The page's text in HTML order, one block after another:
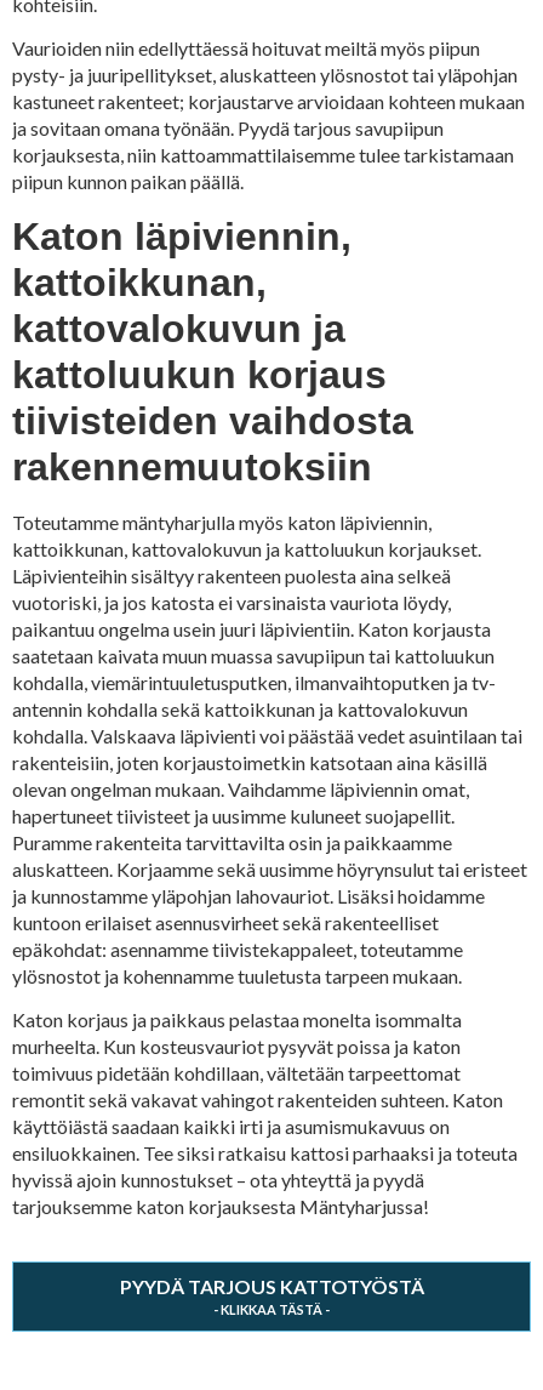
Vaurioiden niin edellyttäessä hoituvat meiltä myös piipun
pysty- ja juuripellitykset, aluskatteen ylösnostot tai yläpohjan
kastuneet rakenteet; korjaustarve arvioidaan kohteen mukaan
ja sovitaan omana työnään. Pyydä tarjous savupiipun
korjauksesta, niin kattoammattilaisemme tulee tarkistamaan
piipun kunnon paikan päällä.
Katon läpiviennin,
kattoikkunan,
kattovalokuvun ja
kattoluukun korjaus
tiivisteiden vaihdosta
rakennemuutoksiin
Toteutamme mäntyharjulla myös katon läpiviennin,
kattoikkunan, kattovalokuvun ja kattoluukun korjaukset.
Läpivienteihin sisältyy rakenteen puolesta aina selkeä
vuotoriski, ja jos katosta ei varsinaista vauriota löydy,
paikantuu ongelma usein juuri läpivientiin. Katon korjausta
saatetaan kaivata muun muassa savupiipun tai kattoluukun
kohdalla, viemärintuuletusputken, ilmanvaihtoputken ja tv-
antennin kohdalla sekä kattoikkunan ja kattovalokuvun
kohdalla. Valskaava läpivienti voi päästää vedet asuintilaan tai
rakenteisiin, joten korjaustoimetkin katsotaan aina käsillä
olevan ongelman mukaan. Vaihdamme läpiviennin omat,
hapertuneet tiivisteet ja uusimme kuluneet suojapellit.
Puramme rakenteita tarvittavilta osin ja paikkaamme
aluskatteen. Korjaamme sekä uusimme höyrynsulut tai eristeet
ja kunnostamme yläpohjan lahovauriot. Lisäksi hoidamme
kuntoon erilaiset asennusvirheet sekä rakenteelliset
epäkohdat: asennamme tiivistekappaleet, toteutamme
ylösnostot ja kohennamme tuuletusta tarpeen mukaan.
Katon korjaus ja paikkaus pelastaa monelta isommalta
murheelta. Kun kosteusvauriot pysyvät poissa ja katon
toimivuus pidetään kohdillaan, vältetään tarpeettomat
remontit sekä vakavat vahingot rakenteiden suhteen. Katon
käyttöiästä saadaan kaikki irti ja asumismukavuus on
ensiluokkainen. Tee siksi ratkaisu kattosi parhaaksi ja toteuta
hyvissä ajoin kunnostukset – ota yhteyttä ja pyydä
tarjouksemme katon korjauksesta Mäntyharjussa!
PYYDÄ TARJOUS KATTOTYÖSTÄ